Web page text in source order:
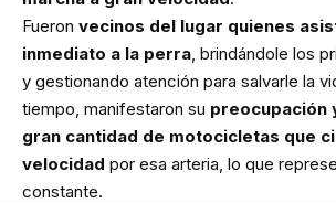
Fueron vecinos del lugar quienes
inmediato a la perra , brindándole los
y gestionando atención para salvarle la
tiempo, manifestaron su preocupación
gran cantidad de motocicletas que
velocidad por esa arteria, lo que
constante.